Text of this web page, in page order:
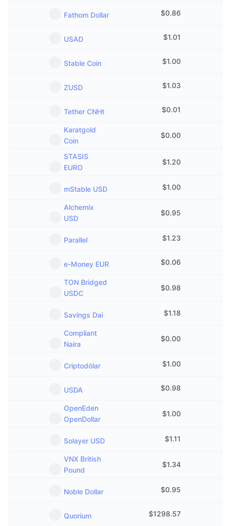
Fathom Dollar $0.86
USAD $1.01
Stable Coin $1.00
ZUSD $1.03
Tether CNHt $0.01
Karatgold
Coin
$0.00
STASIS
EURO
$1.20
mStable USD $1.00
Alchemix
USD
$0.95
Parallel $1.23
e-Money EUR $0.06
TON Bridged
USDC
$0.98
Savings Dai $1.18
Compliant
Naira
$0.00
Criptodólar $1.00
USDA $0.98
OpenEden
OpenDollar
$1.00
Solayer USD $1.11
VNX British
Pound
$1.34
Noble Dollar $0.95
Quorium $1298.57